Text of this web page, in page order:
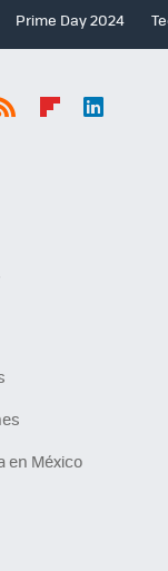
Prime Day 2024
en México